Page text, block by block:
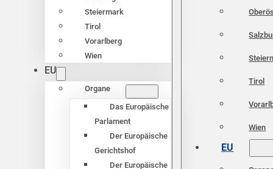
Steiermark
Tirol
Vorarlberg
Wien
EU
Organe
Das Europäische
Parlament
Der Europäische
Gerichtshof
Der Europäische
Tirol
Wien
EU